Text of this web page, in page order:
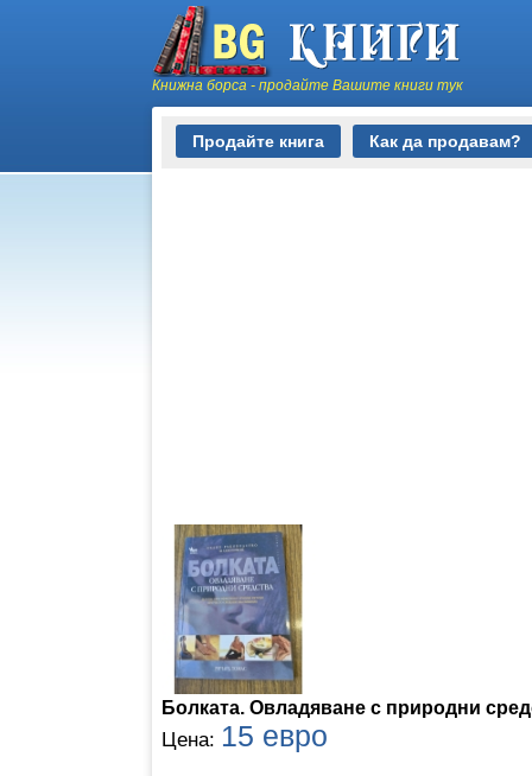
Книжна борса - продайте Вашите книги тук
Продайте книга Как да продавам?
Болката. Овладяване с природни
Цена: 15 евро